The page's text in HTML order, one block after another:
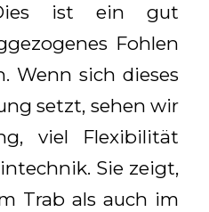
ist ein gut
Fohlen
Wenn sich dieses
setzt, sehen wir
viel Flexibilität
Sie zeigt,
Trab als auch im